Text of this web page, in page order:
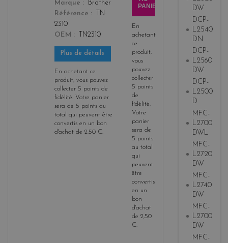
Marque
Brother
Référence
TN-
2310
OEM
TN2310
Plus de détails
En achetant ce
produit, vous pouvez
collecter 5 points de
fidélité. Votre panier
sera de 5 points au
total qui peuvent être
convertis en un bon
d'achat de 2,50 €.
PANIER
En
achetant
ce
produit,
vous
pouvez
collecter
5 points
de
fidélité.
Votre
panier
sera de
5 points
au total
qui
peuvent
être
convertis
en un
bon
d'achat
de 2,50
€.
DW
DCP-
L2540
DN
DCP-
L2560
DW
DCP-
L2500
D
MFC-
L2700
DWL
MFC-
L2720
DW
MFC-
L2740
DW
MFC-
L2700
DW
MFC-